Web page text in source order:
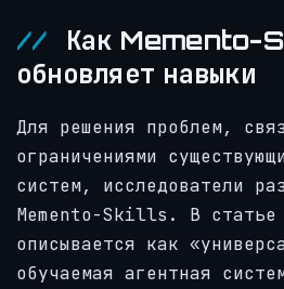
Как Memento-
обновляет навыки
Для решения проблем,
ограничениями
систем, исследователи
Memento-Skills. В статье
описывается как
обучаемая агентная